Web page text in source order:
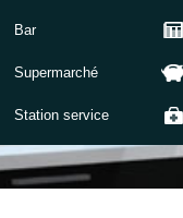
Bar
Supermarché
Station service